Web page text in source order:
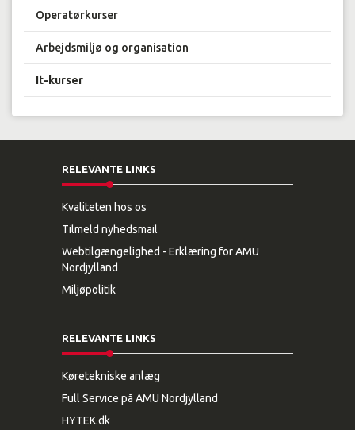
Operatørkurser
Arbejdsmiljø og organisation
It-kurser
RELEVANTE LINKS
Kvaliteten hos os
Tilmeld nyhedsmail
Webtilgængelighed - Erklæring for AMU
Nordjylland
Miljøpolitik
RELEVANTE LINKS
Køretekniske anlæg
Full Service på AMU Nordjylland
HYTEK.dk